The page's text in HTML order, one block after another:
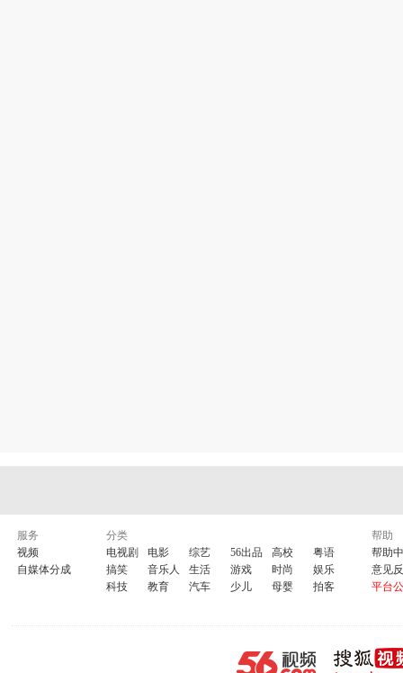
服务
视频
自媒体分成
分类
电视剧
电影 综艺 56出品 高校
粤语
搞笑
音乐人 生活 游戏 时尚
娱乐
科技
教育 汽车 少儿 母婴 拍客
帮助
帮助
意见
平台